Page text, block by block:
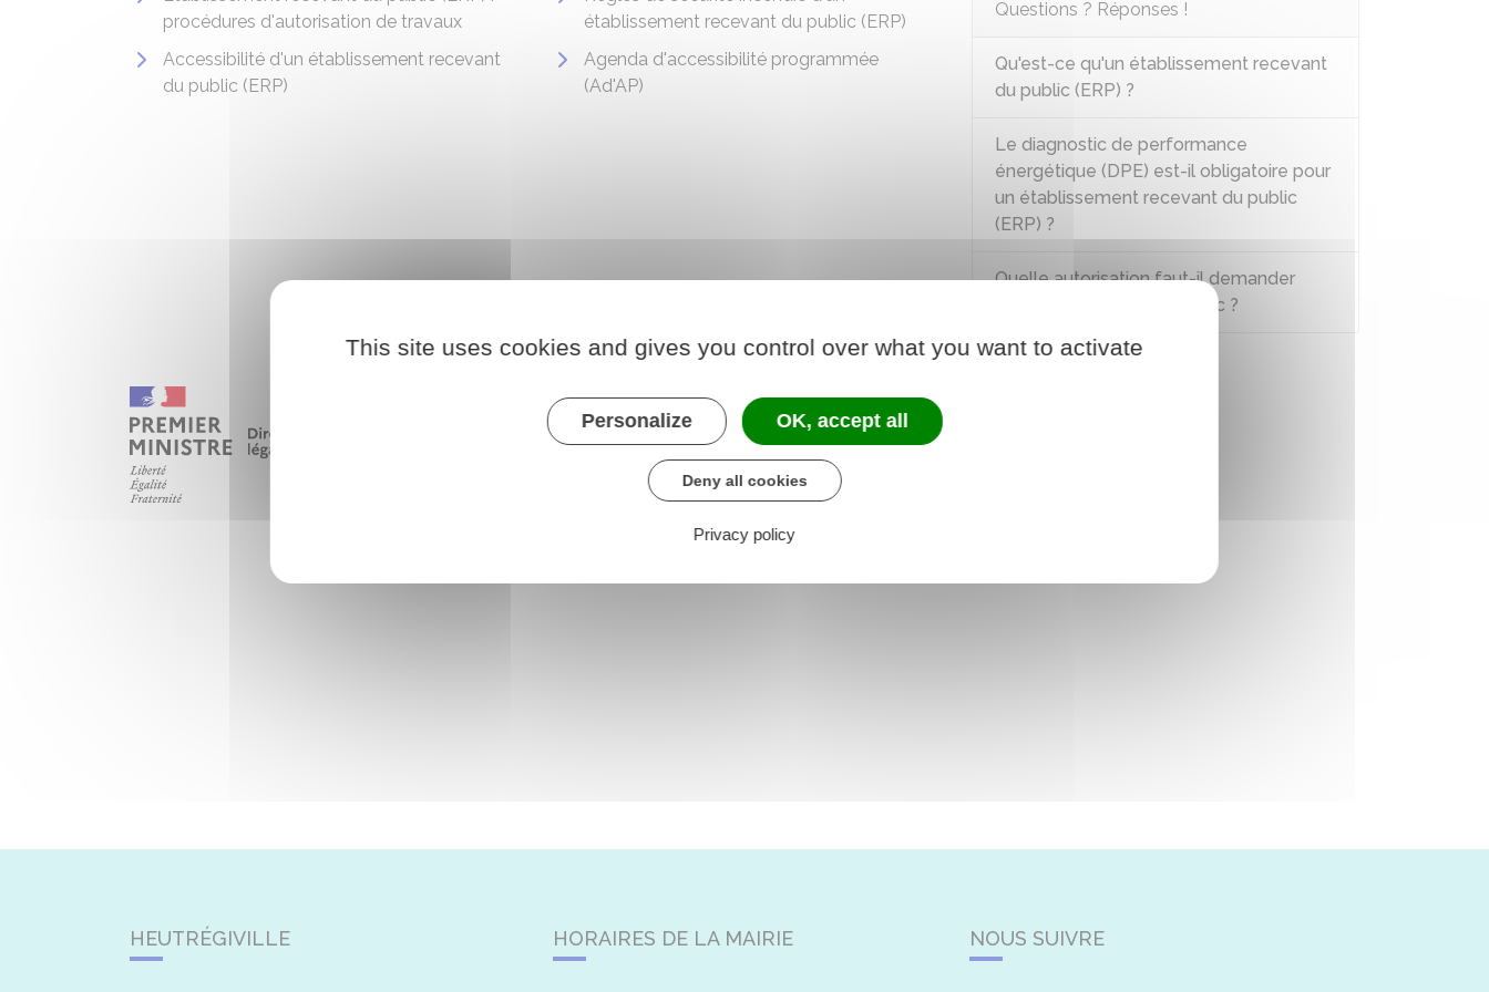
procédures d'autorisation de travaux
établissement recevant du public (ERP)
Accessibilité d'un établissement recevant
du public (ERP)
Agenda d'accessibilité programmée
(Ad'AP)
Questions ? Réponses !
Qu'est-ce qu'un établissement recevant
du public (ERP) ?
Le diagnostic de performance
énergétique (DPE) est-il obligatoire pour
un établissement recevant du public
(ERP) ?
Quelle autorisation faut-il demander
pour ouvrir un ERP au public ?
HEUTRÉGIVILLE HORAIRES DE LA MAIRIE NOUS SUIVRE
This site uses cookies and gives you control over what you want to activate
Personalize OK, accept all
Deny all cookies
Privacy policy